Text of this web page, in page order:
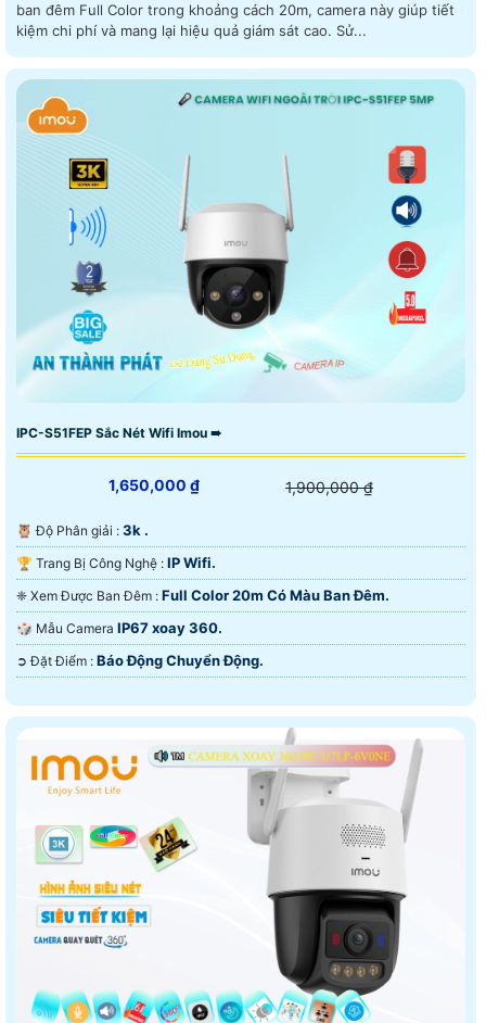
ban đêm Full Color trong khoảng cách 20m, camera này giúp tiết
kiệm chi phí và mang lại hiệu quả giám sát cao. Sử...
IPC-S51FEP Sắc Nét Wifi Imou ➠
1,650,000 ₫ 1,900,000 ₫
🦉 Độ Phân giải : 3k .
🏆 Trang Bị Công Nghệ : IP Wifi.
❈ Xem Được Ban Đêm : Full Color 20m Có Màu Ban Ðêm.
🎲 Mẫu Camera IP67 xoay 360.
️➲ Đặt Điểm : Báo Động Chuyển Động.